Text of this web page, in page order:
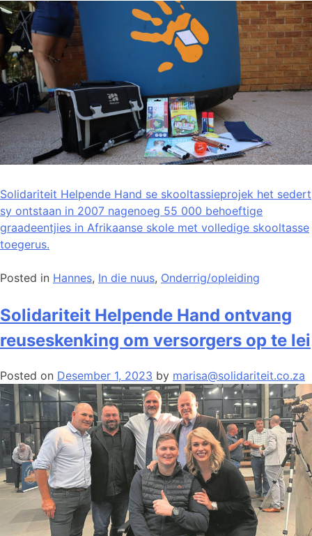
Solidariteit Helpende Hand se skooltassieprojek het sedert
sy ontstaan in 2007 nagenoeg 55 000 behoeftige
graadeentjies in Afrikaanse skole met volledige skooltasse
toegerus.
Posted in Hannes, In die nuus, Onderrig/opleiding
Solidariteit Helpende Hand ontvang
reuseskenking om versorgers op te lei
Posted on Desember 1, 2023 by marisa@solidariteit.co.za